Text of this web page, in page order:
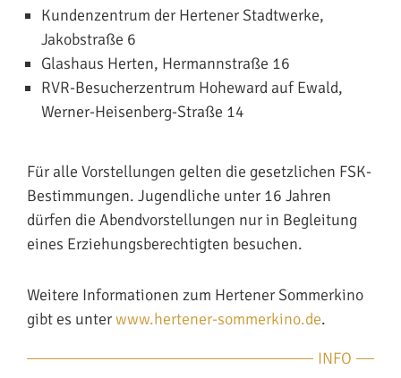
Kundenzentrum der Hertener Stadtwerke,
Jakobstraße 6
Glashaus Herten, Hermannstraße 16
RVR-Besucherzentrum Hoheward auf Ewald,
Werner-Heisenberg-Straße 14
Für alle Vorstellungen gelten die gesetzlichen FSK-
Bestimmungen. Jugendliche unter 16 Jahren
dürfen die Abendvorstellungen nur in Begleitung
eines Erziehungsberechtigten besuchen.
Weitere Informationen zum Hertener Sommerkino
gibt es unterwww.hertener-sommerkino.de.
INFO